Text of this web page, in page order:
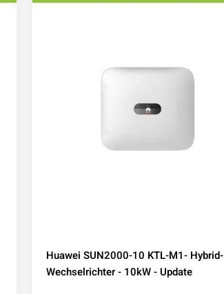
Huawei SUN2000-10 KTL-M1- Hybrid-
Wechselrichter - 10kW - Update